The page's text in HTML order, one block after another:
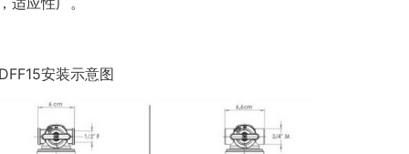
安装示意图